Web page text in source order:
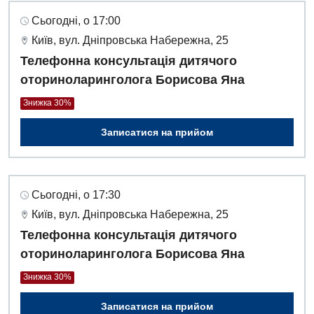
Сьогодні, о 17:00
Київ, вул. Дніпровська Набережна, 25
Телефонна консультація дитячого
оториноларинголога Борисова Яна
Знижка 30%
Записатися на прийом
Сьогодні, о 17:30
Київ, вул. Дніпровська Набережна, 25
Телефонна консультація дитячого
оториноларинголога Борисова Яна
Знижка 30%
Записатися на прийом